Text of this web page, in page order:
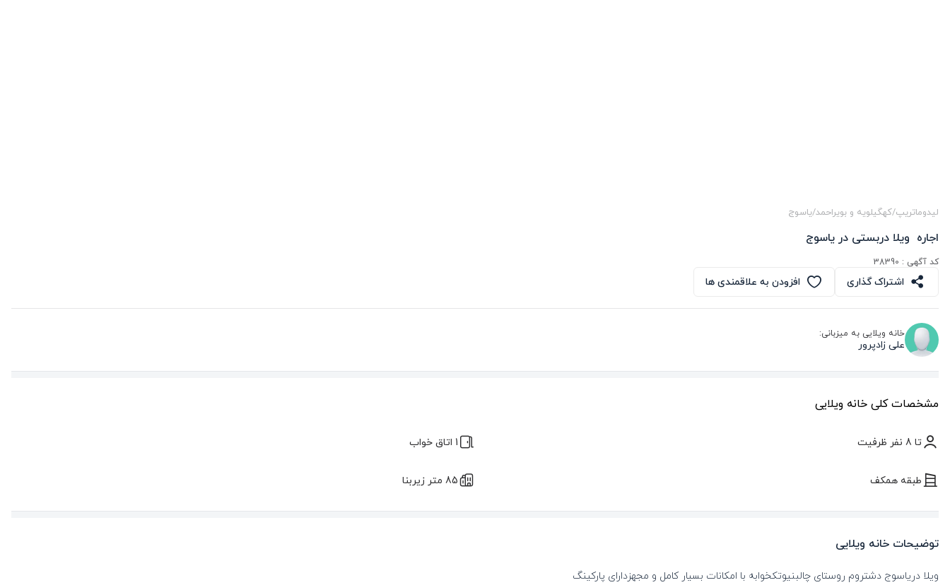
لیدوماتریپ/کهگیلویه و بویراحمد/یاسوج
اجاره  ویلا دربستی در یاسوج
کد آگهی : 38390
اشتراک گذاری افزودن به علاقمندی ها
خانه ویلایی به میزبانی:
علی زادپرور
مشخصات کلی خانه ویلایی
تا 8 نفر ظرفیت 1 اتاق خواب
طبقه همکف 85 متر زیربنا
توضیحات خانه ویلایی
ویلا دریاسوج دشتروم روستای چالبنیوتکخوابه با امکانات بسیار کامل و مجهزدارای پارکینگ